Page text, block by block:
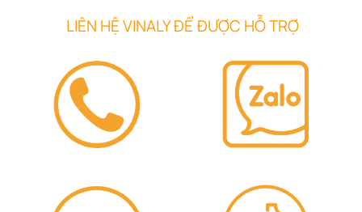
LIÊN HỆ VINALY ĐỂ ĐƯỢC HỖ TRỢ